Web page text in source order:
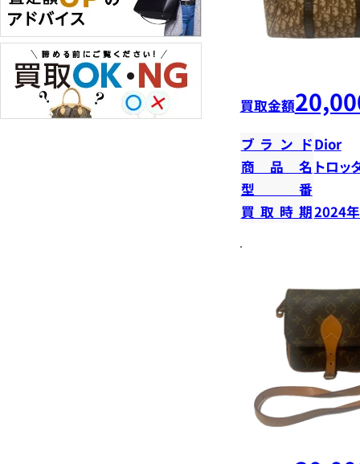
買取金額
ブランドDior
商品名 トロッ
型番
買取時期2024